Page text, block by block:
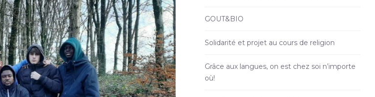
GOUT&BIO
Solidarité et projet au cours de religion
Grâce aux langues, on est chez soi n’importe
où!